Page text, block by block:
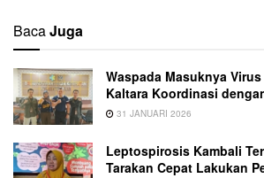
BacaJuga
Waspada Masuknya
Kaltara Koordinasi
31 JANUARI 2026
Leptospirosis Kambali
Tarakan Cepat Lakukan